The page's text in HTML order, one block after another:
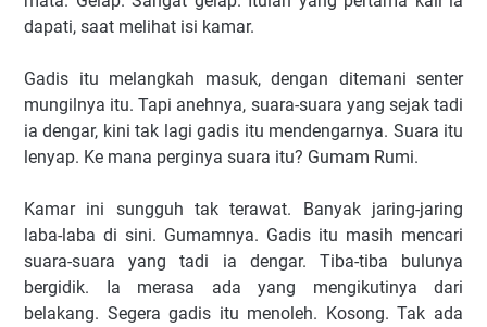
dapati, saat melihat isi kamar.
Gadis itu melangkah masuk, dengan ditemani senter
mungilnya itu. Tapi anehnya, suara-suara yang sejak tadi
ia dengar, kini tak lagi gadis itu mendengarnya. Suara itu
lenyap. Ke mana perginya suara itu? Gumam Rumi.
Kamar ini sungguh tak terawat. Banyak jaring-jaring
laba-laba di sini. Gumamnya. Gadis itu masih mencari
suara-suara yang tadi ia dengar. Tiba-tiba bulunya
bergidik. Ia merasa ada yang mengikutinya dari
belakang. Segera gadis itu menoleh. Kosong. Tak ada